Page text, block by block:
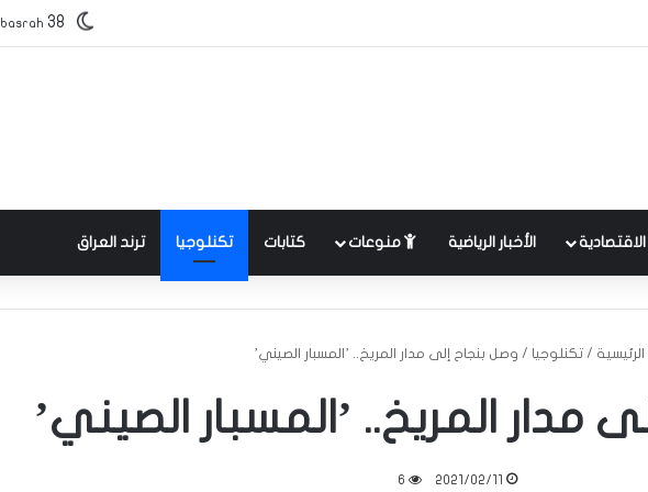
basrah 38
الاقتصادية الأخبار الرياضية منوعات كتابات تكنلوجيا ترند العراق
الرئيسية / تكنلوجيا / وصل بنجاح إلى مدار المريخ.. ’المسبار الصيني’
مدار المريخ.. ’المسبار الصيني’
2021/02/11
6